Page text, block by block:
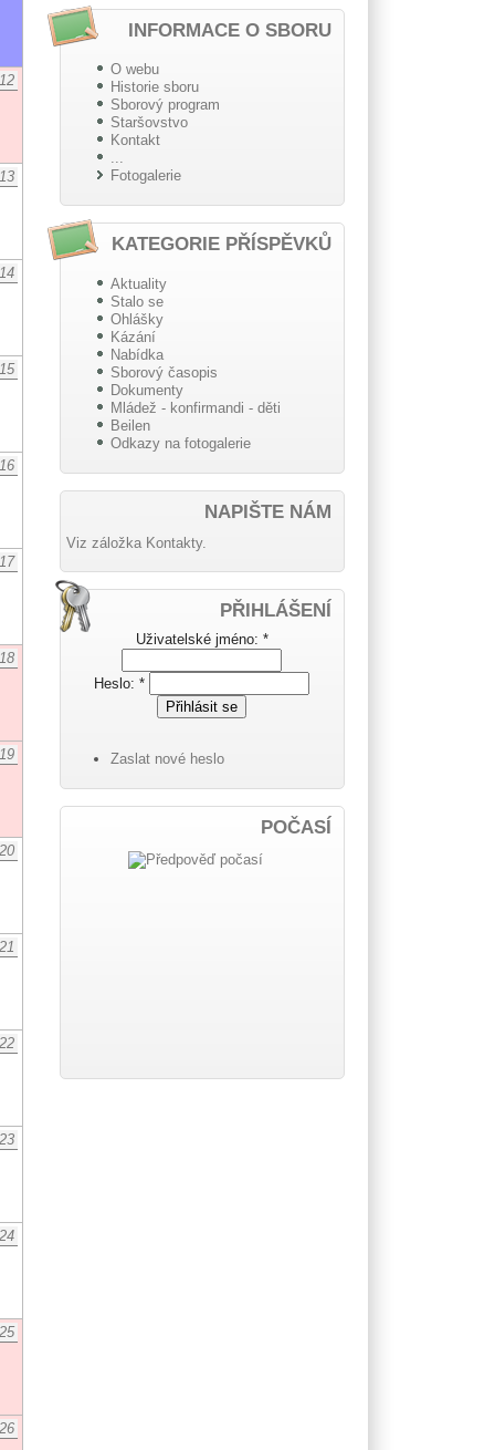
12
13
14
15
16
17
18
19
20
21
22
23
24
25
26
INFORMACE O SBORU
O webu
Historie sboru
Sborový program
Staršovstvo
Kontakt
Fotogalerie
KATEGORIE PŘÍSPĚVKŮ
Aktuality
Stalo se
Ohlášky
Kázání
Nabídka
Sborový časopis
Dokumenty
Mládež - konfirmandi - děti
Beilen
Odkazy na fotogalerie
NAPIŠTE NÁM
Viz záložka Kontakty.
PŘIHLÁŠENÍ
Uživatelské jméno: *
Heslo:*
Zaslat nové heslo
POČASÍ